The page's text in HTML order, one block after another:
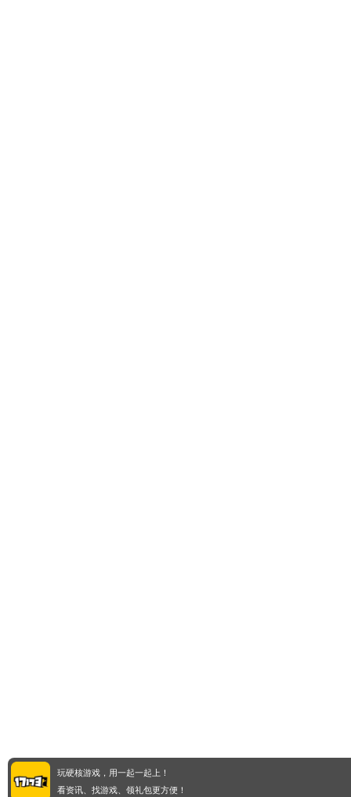
玩硬核游戏，用一起一起上！
看资讯、找游戏、领礼包更方便！